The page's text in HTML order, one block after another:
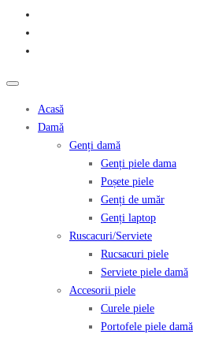
Acasă
Damă
Genți damă
Genți piele dama
Poșete piele
Genți de umăr
Genți laptop
Ruscacuri/Serviete
Rucsacuri piele
Serviete piele damă
Accesorii piele
Curele piele
Portofele piele damă